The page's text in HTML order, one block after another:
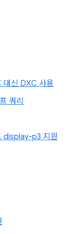
대신 DXC 사용
쿼리
display-p3 지원